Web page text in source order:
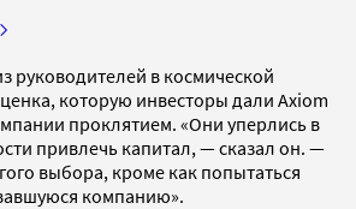
руководителей в космической
которую инвесторы дали Axiom
проклятием. «Они уперлись в
привлечь капитал, — сказал он. —
выбора, кроме как попытаться
компанию».